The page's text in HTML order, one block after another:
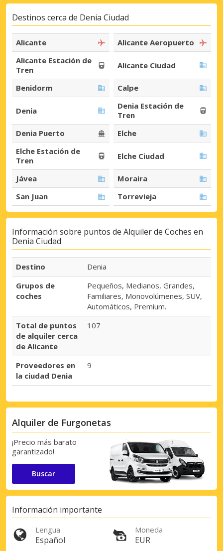
Destinos cerca de Denia Ciudad
Alicante
Alicante Aeropuerto
Alicante Estación de
Tren
Alicante Ciudad
Benidorm Calpe
Denia
Denia Estación de
Tren
Denia Puerto
Elche
Elche Estación de
Tren
Elche Ciudad
Jávea
Moraira
San Juan
Torrevieja
Información sobre puntos de Alquiler de Coches en
Denia Ciudad
Destino
Denia
Grupos de
coches
Pequeños, Medianos, Grandes,
Familiares, Monovolúmenes, SUV,
Automáticos, Premium.
Total de puntos
de alquiler cerca
de Alicante
107
Proveedores en
la ciudad Denia
9
Alquiler de Furgonetas
¡Precio más barato
garantizado!
Buscar
Información importante
Lengua
Español
Moneda
EUR